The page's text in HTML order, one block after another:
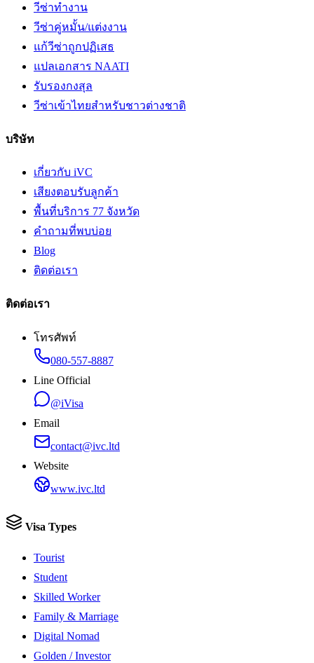
วีซ่าทำงาน
วีซ่าคู่หมั้น/แต่งงาน
แก้วีซ่าถูกปฏิเสธ
แปลเอกสาร NAATI
รับรองกงสุล
วีซ่าเข้าไทยสำหรับชาวต่างชาติ
บริษัท
เกี่ยวกับ iVC
เสียงตอบรับลูกค้า
พื้นที่บริการ 77 จังหวัด
คำถามที่พบบ่อย
Blog
ติดต่อเรา
ติดต่อเรา
โทรศัพท์
080-557-8887
Line Official
@iVisa
Email
contact@ivc.ltd
Website
www.ivc.ltd
Visa Types
Tourist
Student
Skilled Worker
Family & Marriage
Digital Nomad
Golden / Investor